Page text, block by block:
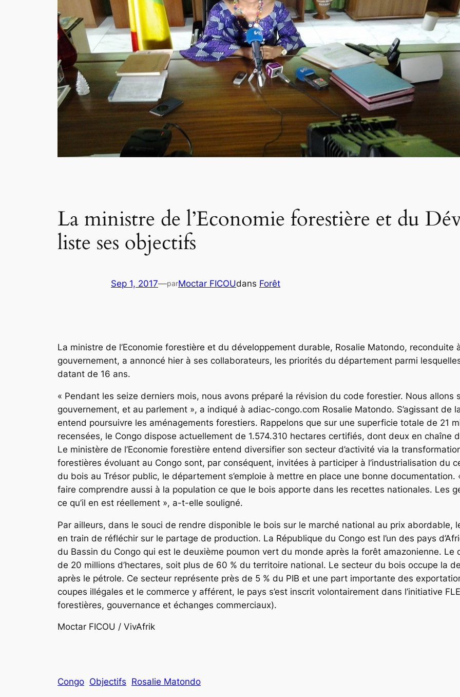
La ministre de l’Economie forestière et du
liste ses objectifs
Sep 1, 2017—parMoctar FICOUdans Forêt
La ministre de l’Economie forestière et du développement durable, Rosalie Matondo, reconduite
gouvernement, a annoncé hier à ses collaborateurs, les priorités du département parmi
datant de 16 ans.
« Pendant les seize derniers mois, nous avons préparé la révision du code forestier. Nous allons
gouvernement, et au parlement », a indiqué à adiac-congo.com Rosalie Matondo. S’agissant de
entend poursuivre les aménagements forestiers. Rappelons que sur une superficie totale de 21
recensées, le Congo dispose actuellement de 1.574.310 hectares certifiés, dont deux en chaîne
Le ministère de l’Economie forestière entend diversifier son secteur d’activité via la
forestières évoluant au Congo sont, par conséquent, invitées à participer à l’industrialisation du
du bois au Trésor public, le département s’emploie à mettre en place une bonne documentation.
faire comprendre aussi à la population ce que le bois apporte dans les recettes nationales. Les
ce qu’il en est réellement », a-t-elle souligné.
Par ailleurs, dans le souci de rendre disponible le bois sur le marché national au prix abordable,
en train de réfléchir sur le partage de production. La République du Congo est l’un des pays
du Bassin du Congo qui est le deuxième poumon vert du monde après la forêt amazonienne. Le
de 20 millions d’hectares, soit plus de 60 % du territoire national. Le secteur du bois occupe la
après le pétrole. Ce secteur représente près de 5 % du PIB et une part importante des
coupes illégales et le commerce y afférent, le pays s’est inscrit volontairement dans l’initiative
forestières, gouvernance et échanges commerciaux).
Moctar FICOU / VivAfrik
Congo Objectifs Rosalie Matondo